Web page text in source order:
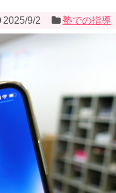
2025/9/2 塾での指導